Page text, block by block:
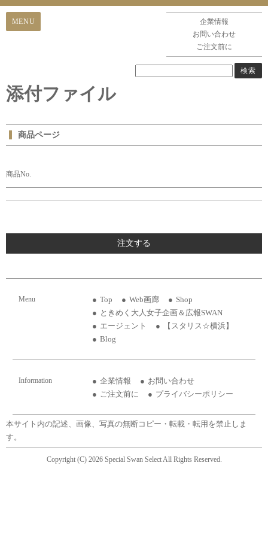
企業情報
お問い合わせ
ご注文前に
添付ファイル
商品ページ
商品No.
注文する
Menu Top Web画廊
Shop
ときめく大人女子企画＆広報SWAN
エージェント
【スタリス☆横浜】
Blog
Information 企業情報
お問い合わせ
ご注文前に
プライバシーポリシー
本サイト内の記述、画像、写真の無断コピー・転載・転用を禁止しま
す。
Copyright (C) 2026 Special Swan Select All Rights Reserved.